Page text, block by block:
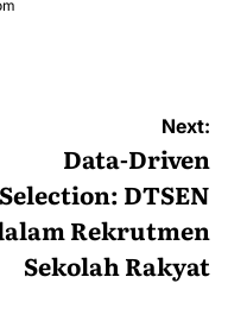
Next:
Data-Driven
Selection: DTSEN
Rekrutmen
Sekolah Rakyat